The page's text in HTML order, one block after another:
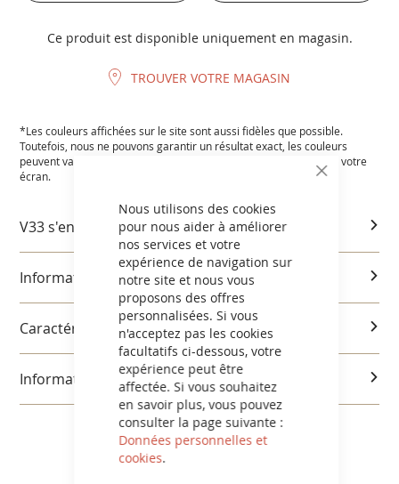
CLOSE
Nous utilisons des cookies
pour nous aider à améliorer
nos services et votre
expérience de navigation sur
notre site et nous vous
proposons des offres
personnalisées. Si vous
n'acceptez pas les cookies
facultatifs ci-dessous, votre
expérience peut être
affectée. Si vous souhaitez
en savoir plus, vous pouvez
consulter la page suivante :
Données personnelles et
cookies.
Ce produit est disponible uniquement en magasin.
TROUVER VOTRE MAGASIN
*Les couleurs affichées sur le site sont aussi fidèles que possible.
Toutefois, nous ne pouvons garantir un résultat exact, les couleurs
peuvent varier en fonction des paramètres et de la résolution de votre
écran.
V33 s'engage
Informations produits
Caractéristiques et utilisation
Informations réglementaires